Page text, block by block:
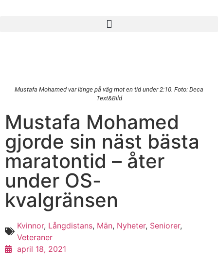
Mustafa Mohamed var länge på väg mot en tid under 2:10. Foto: Deca
Text&Bild
Mustafa Mohamed
gjorde sin näst bästa
maratontid – åter
under OS-
kvalgränsen
Kvinnor, Långdistans, Män, Nyheter, Seniorer,
Veteraner
april 18, 2021